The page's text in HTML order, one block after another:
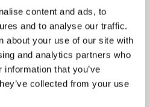
content and ads, to
and to analyse our traffic.
about your use of our site with
and analytics partners who
that you’ve
collected from your use